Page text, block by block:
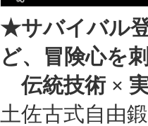
★サバイバル
ど、冒険心を
伝統技術 ×
土佐古式自由